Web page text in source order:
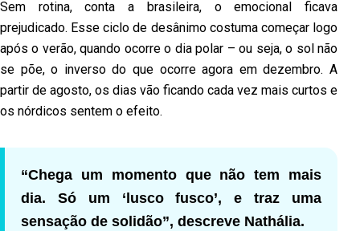
Sem rotina, conta a brasileira, o emocional ficava
prejudicado. Esse ciclo de desânimo costuma começar logo
após o verão, quando ocorre o dia polar – ou seja, o sol não
se põe, o inverso do que ocorre agora em dezembro. A
partir de agosto, os dias vão ficando cada vez mais curtos e
os nórdicos sentem o efeito.
“Chega um momento que não tem mais
dia. Só um ‘lusco fusco’, e traz uma
sensação de solidão”, descreve Nathália.